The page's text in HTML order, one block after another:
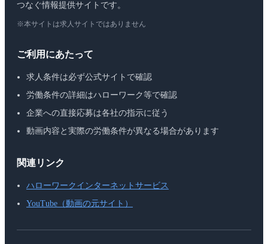
つなぐ情報提供サイトです。
※本サイトは求人サイトではありません
ご利用にあたって
求人条件は必ず公式サイトで確認
労働条件の詳細はハローワーク等で確認
企業への直接応募は各社の指示に従う
動画内容と実際の労働条件が異なる場合があります
関連リンク
ハローワークインターネットサービス
YouTube（動画の元サイト）